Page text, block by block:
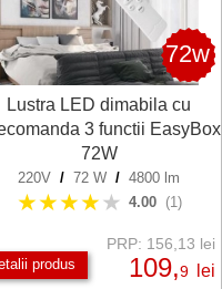
72w
Lustra LED dimabila cu
3 functii EasyBox
72W
220V / 72 W / 4800 lm
★★★★★ 4.00 (1)
produs
PRP: 156,13 lei
109,9 lei